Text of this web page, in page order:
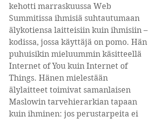
kehotti marraskuussa Web
Summitissa ihmisiä suhtautumaan
älykotiensa laitteisiin kuin ihmisiin –
kodissa, jossa käyttäjä on pomo. Hän
puhuisikin mieluummin käsitteellä
Internet of You kuin Internet of
Things. Hänen mielestään
älylaitteet toimivat samanlaisen
Maslowin tarvehierarkian tapaan
kuin ihminen: jos perustarpeita ei